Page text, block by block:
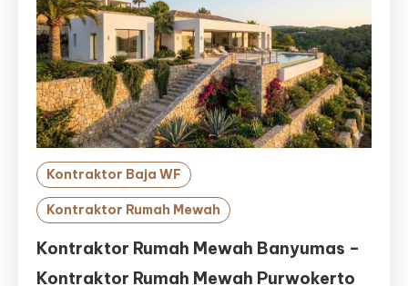
Kontraktor Baja WF
Kontraktor Rumah Mewah
Kontraktor Rumah Mewah Banyumas –
Kontraktor Rumah Mewah Purwokerto